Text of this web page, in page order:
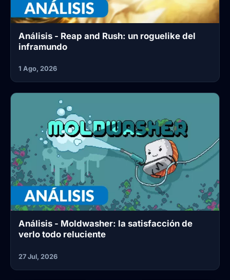
Análisis - Reap and Rush: un roguelike del
inframundo
1 Ago, 2026
Análisis - Moldwasher: la satisfacción de
verlo todo reluciente
27 Jul, 2026